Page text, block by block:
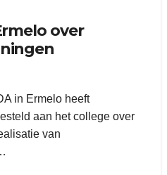
over
in Ermelo heeft
aan het college over
van